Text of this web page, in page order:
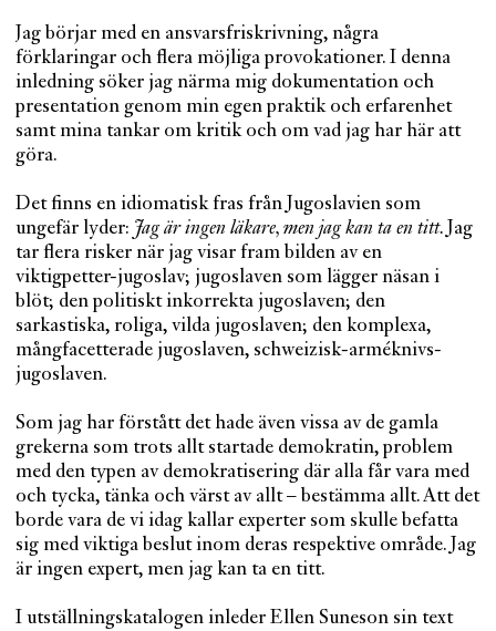
Jag börjar med en ansvarsfriskrivning, några
förklaringar och flera möjliga provokationer. I denna
inledning söker jag närma mig dokumentation och
presentation genom min egen praktik och erfarenhet
samt mina tankar om kritik och om vad jag har här att
göra.
Det finns en idiomatisk fras från Jugoslavien som
ungefär lyder: Jag är ingen läkare, men jag kan ta en titt. Jag
tar flera risker när jag visar fram bilden av en
viktigpetter-jugoslav; jugoslaven som lägger näsan i
blöt; den politiskt inkorrekta jugoslaven; den
sarkastiska, roliga, vilda jugoslaven; den komplexa,
mångfacetterade jugoslaven, schweizisk-arméknivs-
jugoslaven.
Som jag har förstått det hade även vissa av de gamla
grekerna som trots allt startade demokratin, problem
med den typen av demokratisering där alla får vara med
och tycka, tänka och värst av allt – bestämma allt. Att det
borde vara de vi idag kallar experter som skulle befatta
sig med viktiga beslut inom deras respektive område. Jag
är ingen expert, men jag kan ta en titt.
I utställningskatalogen inleder Ellen Suneson sin text